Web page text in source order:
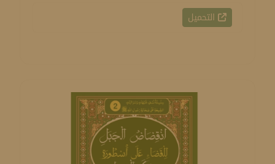
التحميل